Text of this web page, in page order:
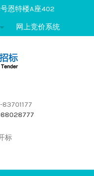
恩特楼A座402
网上竞价系统
标